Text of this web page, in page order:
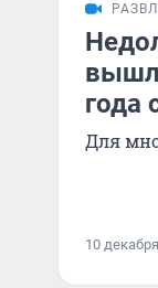
года
Для
10